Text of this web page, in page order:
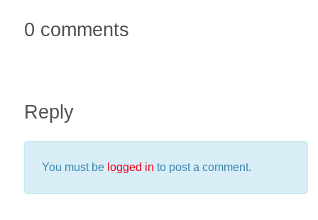
0 comments
Reply
You must be logged in to post a comment.